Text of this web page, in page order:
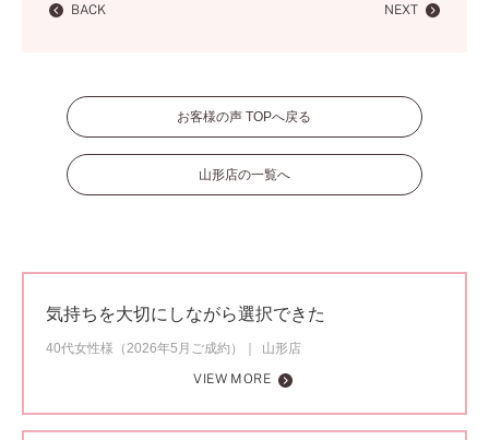
BACK NEXT
お客様の声 TOPへ戻る
山形店の一覧へ
気持ちを大切にしながら選択できた
40代女性様（2026年5月ご成約）
山形店
VIEW MORE